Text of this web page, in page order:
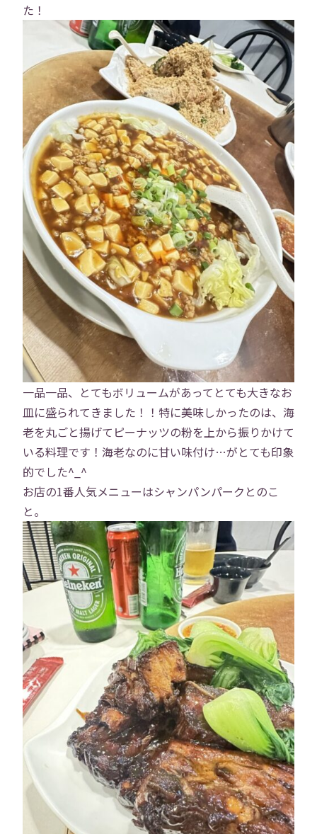
会社概要 事業内容
役員紹介 社員紹介
採用情報 役員インタビュー
社員インタビュー 福利厚生
勉強会
プロジェクト 社員寮
社員ブログ 社員Vlog
Instagram X
た！
一品一品、とてもボリュームがあってとても大きなお
皿に盛られてきました！！特に美味しかったのは、海
老を丸ごと揚げてピーナッツの粉を上から振りかけて
いる料理です！海老なのに甘い味付け…がとても印象
的でした^_^
お店の1番人気メニューはシャンパンパークとのこ
と。